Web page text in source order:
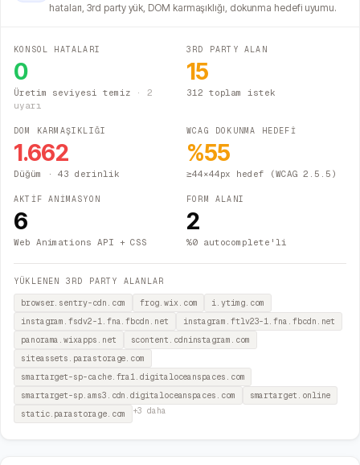
hataları, 3rd party yük, DOM karmaşıklığı, dokunma hedefi uyumu.
KONSOL HATALARI
0
Üretim seviyesi temiz ·2
uyarı
3RD PARTY ALAN
15
312 toplam istek
DOM KARMAŞIKLIĞI
1.662
Düğüm · 43 derinlik
WCAG DOKUNMA HEDEFİ
%55
≥44×44px hedef (WCAG 2.5.5)
AKTİF ANİMASYON
6
Web Animations API + CSS
FORM ALANI
2
%0 autocomplete'li
YÜKLENEN 3RD PARTY ALANLAR
browser.sentry-cdn.com frog.wix.com
i.ytimg.com
instagram.fsdv2-1.fna.fbcdn.net
instagram.ftlv23-1.fna.fbcdn.net
panorama.wixapps.net
scontent.cdninstagram.com
siteassets.parastorage.com
smartarget-sp-cache.fra1.digitaloceanspaces.com
smartarget-sp.ams3.cdn.digitaloceanspaces.com
smartarget.online
static.parastorage.com
+3 daha